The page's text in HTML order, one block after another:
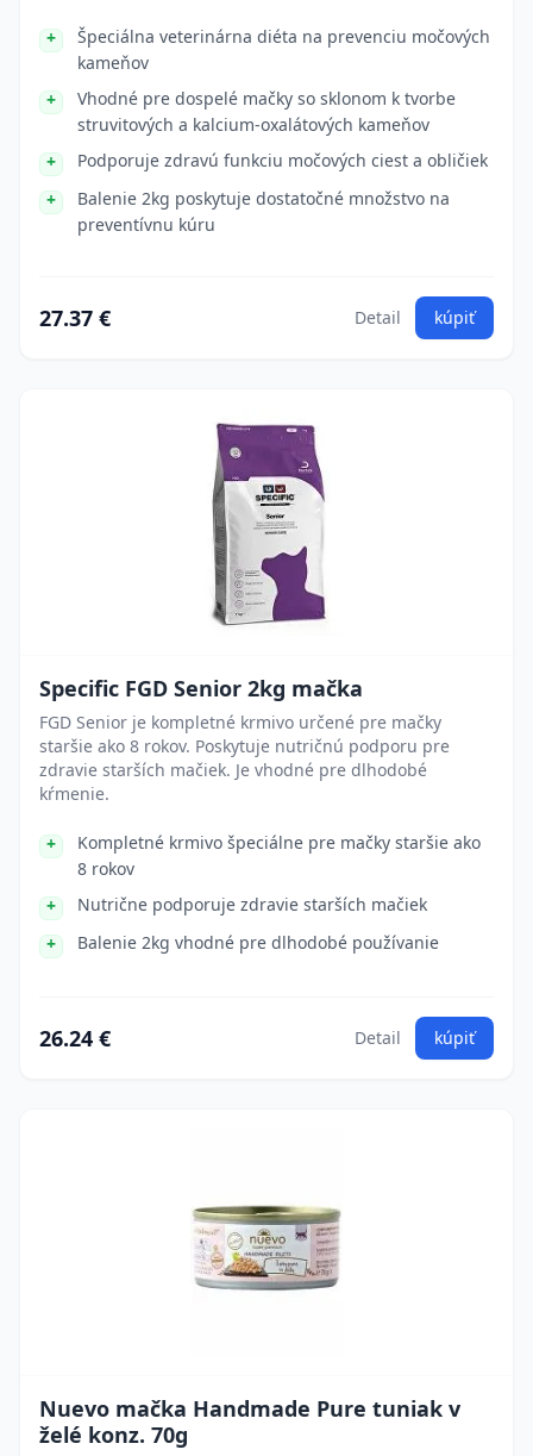
Špeciálna veterinárna diéta na prevenciu močových
kameňov
Vhodné pre dospelé mačky so sklonom k tvorbe
struvitových a kalcium-oxalátových kameňov
Podporuje zdravú funkciu močových ciest a obličiek
Balenie 2kg poskytuje dostatočné množstvo na
preventívnu kúru
27.37 € Detail kúpiť
Specific FGD Senior 2kg mačka
FGD Senior je kompletné krmivo určené pre mačky
staršie ako 8 rokov. Poskytuje nutričnú podporu pre
zdravie starších mačiek. Je vhodné pre dlhodobé
kŕmenie.
Kompletné krmivo špeciálne pre mačky staršie ako
8 rokov
Nutrične podporuje zdravie starších mačiek
Balenie 2kg vhodné pre dlhodobé používanie
26.24 € Detail kúpiť
Nuevo mačka Handmade Pure tuniak v
želé konz. 70g